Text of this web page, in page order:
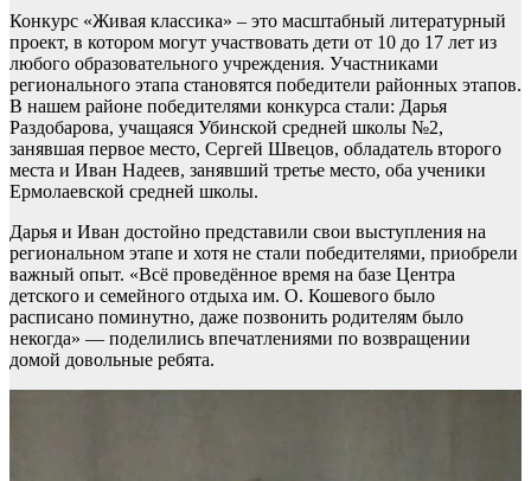
Конкурс «Живая классика» – это масштабный литературный
проект, в котором могут участвовать дети от 10 до 17 лет из
любого образовательного учреждения. Участниками
регионального этапа становятся победители районных этапов.
В нашем районе победителями конкурса стали: Дарья
Раздобарова, учащаяся Убинской средней школы №2,
занявшая первое место, Сергей Швецов, обладатель второго
места и Иван Надеев, занявший третье место, оба ученики
Ермолаевской средней школы.
Дарья и Иван достойно представили свои выступления на
региональном этапе и хотя не стали победителями, приобрели
важный опыт. «Всё проведённое время на базе Центра
детского и семейного отдыха им. О. Кошевого было
расписано поминутно, даже позвонить родителям было
некогда» — поделились впечатлениями по возвращении
домой довольные ребята.